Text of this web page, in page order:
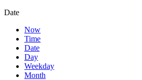
Date
Now
Time
Date
Day
Weekday
Month